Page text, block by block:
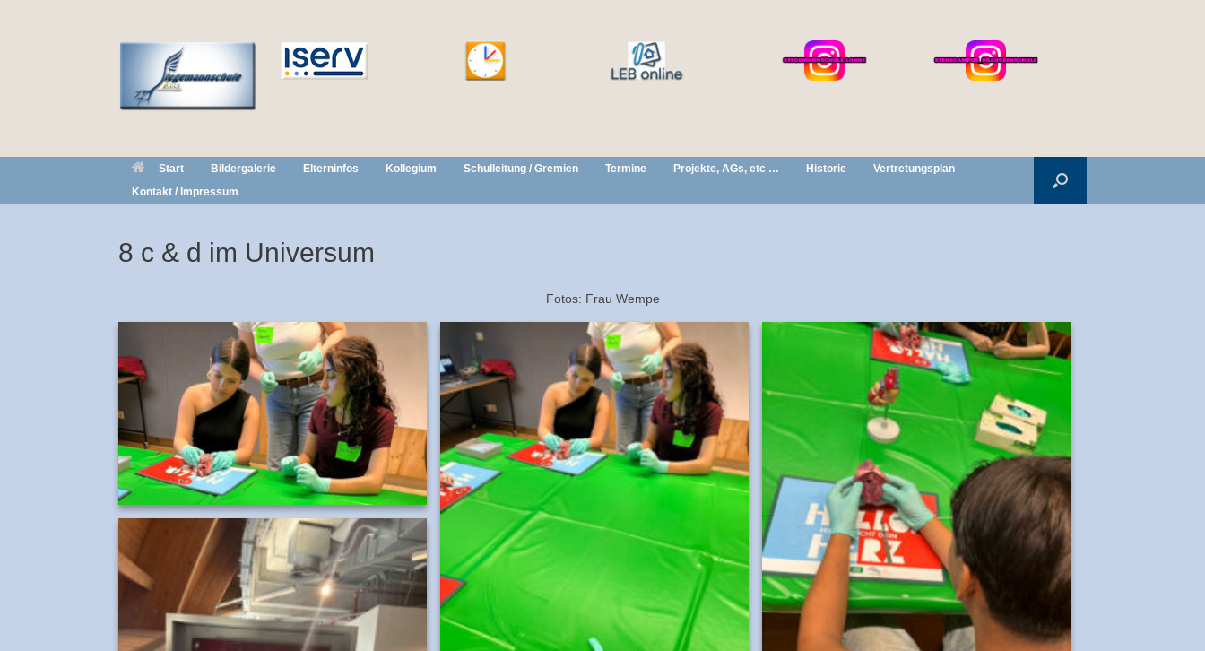
Start Bildergalerie Elterninfos Kollegium Schulleitung / Gremien Termine Projekte, AGs, etc … Historie
Vertretungsplan
Kontakt / Impressum
8 c & d im Universum
Fotos: Frau Wempe